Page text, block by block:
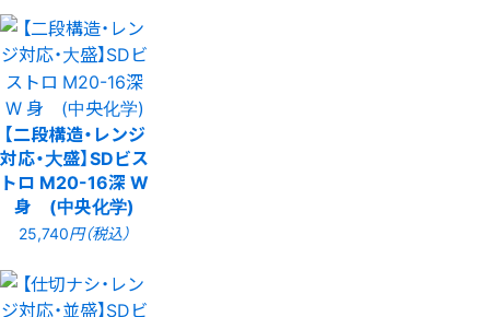
【二段構造・レンジ
対応・大盛】SDビス
トロ M20-16深 W
身 (中央化学)
25,740円（税込）